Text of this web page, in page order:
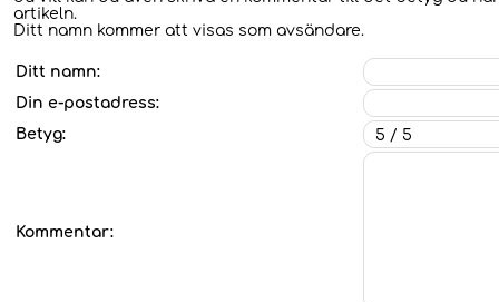
artikeln.
Ditt namn kommer att visas som avsändare.
Ditt namn:
Din e-postadress:
Betyg:
Kommentar: